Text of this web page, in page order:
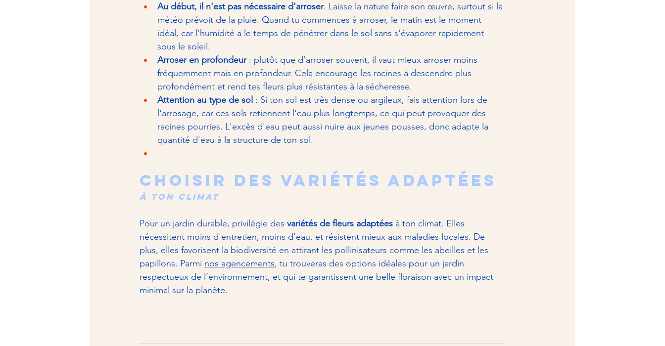
Au début, il n'est pas nécessaire d'arroser. Laisse la nature faire son œuvre, surtout si la
météo prévoit de la pluie. Quand tu commences à arroser, le matin est le moment
idéal, car l'humidité a le temps de pénétrer dans le sol sans s'évaporer rapidement
sous le soleil.
Arroser en profondeur : plutôt que d’arroser souvent, il vaut mieux arroser moins
fréquemment mais en profondeur. Cela encourage les racines à descendre plus
profondément et rend tes fleurs plus résistantes à la sécheresse.
Attention au type de sol : Si ton sol est très dense ou argileux, fais attention lors de
l'arrosage, car ces sols retiennent l'eau plus longtemps, ce qui peut provoquer des
racines pourries. L'excès d'eau peut aussi nuire aux jeunes pousses, donc adapte la
quantité d'eau à la structure de ton sol.
Choisir des variétés adaptées
à ton climat
Pour un jardin durable, privilégie des variétés de fleurs adaptées à ton climat. Elles
nécessitent moins d'entretien, moins d'eau, et résistent mieux aux maladies locales. De
plus, elles favorisent la biodiversité en attirant les pollinisateurs comme les abeilles et les
papillons. Parmi nos agencements, tu trouveras des options idéales pour un jardin
respectueux de l’environnement, et qui te garantissent une belle floraison avec un impact
minimal sur la planète.